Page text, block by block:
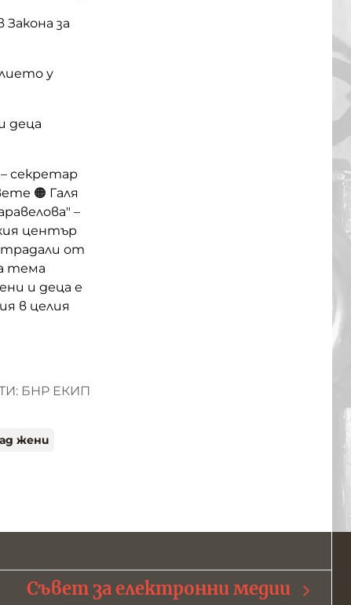
за
у
деца
секретар
🟠 Галя
–
център
от
тема
и деца е
в целия
БНР ЕКИП
жени
Съвет за електронни медии